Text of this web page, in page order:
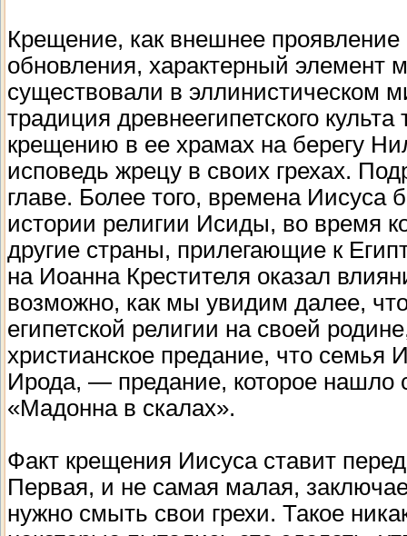
Крещение, как внешнее проявление
обновления, характерный элемент
существовали в эллинистическом
традиция древнеегипетского
крещению в ее храмах на берегу
исповедь жрецу в своих грехах.
главе. Более того, времена
истории религии Исиды, во время
другие страны, прилегающие к
на Иоанна Крестителя оказал
возможно, как мы увидим далее,
египетской религии на своей
христианское предание, что семья
Ирода, — предание, которое нашло
«Мадонна в скалах».
Факт крещения Иисуса ставит
Первая, и не самая малая,
нужно смыть свои грехи. Такое